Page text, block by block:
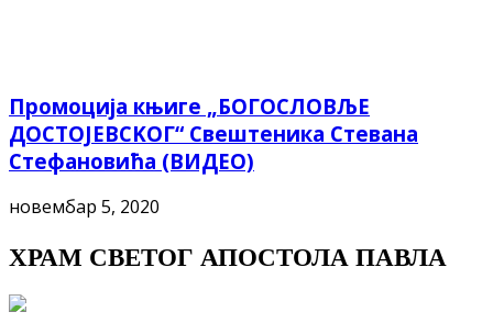
Промоција књиге „БОГОСЛОВЉЕ
ДОСТОЈЕВСKОГ“ Свештеника Стевана
Стефановића (ВИДЕО)
новембар 5, 2020
ХРАМ СВЕТОГ АПОСТОЛА ПАВЛА